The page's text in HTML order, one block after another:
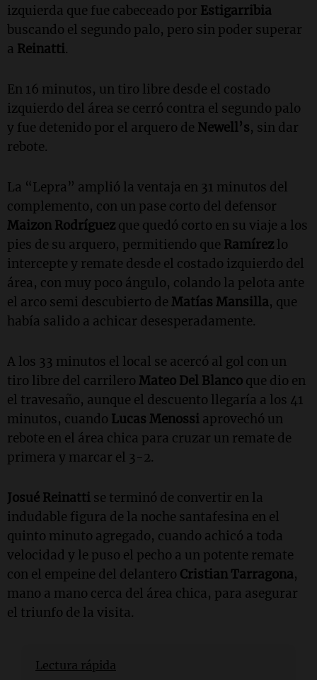
izquierda que fue cabeceado por Estigarribia
buscando el segundo palo, pero sin poder superar
a Reinatti.
En 16 minutos, un tiro libre desde el costado
izquierdo del área se cerró contra el segundo palo
y fue detenido por el arquero de Newell’s, sin dar
rebote.
La “Lepra” amplió la ventaja en 31 minutos del
complemento, con un pase corto del defensor
Maizon Rodríguez que quedó corto en su viaje a los
pies de su arquero, permitiendo que Ramírez lo
intercepte y remate desde el costado izquierdo del
área, con muy poco ángulo, colando la pelota ante
el arco semi descubierto de Matías Mansilla, que
había salido a achicar desesperadamente.
A los 33 minutos el local se acercó al gol con un
tiro libre del carrilero Mateo Del Blanco que dio en
el travesaño, aunque el descuento llegaría a los 41
minutos, cuando Lucas Menossi aprovechó un
rebote en el área chica para cruzar un remate de
primera y marcar el 3-2.
Josué Reinatti se terminó de convertir en la
indudable figura de la noche santafesina en el
quinto minuto agregado, cuando achicó a toda
velocidad y le puso el pecho a un potente remate
con el empeine del delantero Cristian Tarragona,
mano a mano cerca del área chica, para asegurar
el triunfo de la visita.
Lectura rápida